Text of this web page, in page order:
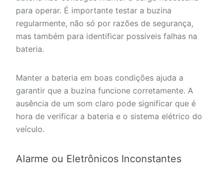
para operar. É importante testar a buzina
regularmente, não só por razões de segurança,
mas também para identificar possíveis falhas na
bateria.
Manter a bateria em boas condições ajuda a
garantir que a buzina funcione corretamente. A
ausência de um som claro pode significar que é
hora de verificar a bateria e o sistema elétrico do
veículo.
Alarme ou Eletrônicos Inconstantes